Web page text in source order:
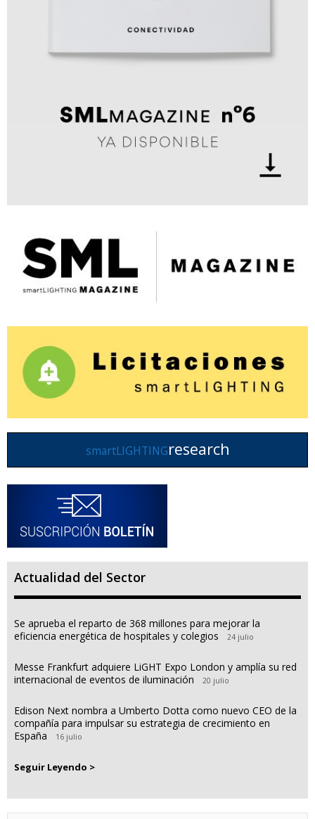
smartLIGHTINGresearch
Actualidad del Sector
Se aprueba el reparto de 368 millones para mejorar la
eficiencia energética de hospitales y colegios
24 julio
Messe Frankfurt adquiere LiGHT Expo London y amplía su red
internacional de eventos de iluminación
20 julio
Edison Next nombra a Umberto Dotta como nuevo CEO de la
compañía para impulsar su estrategia de crecimiento en
España
16 julio
Seguir Leyendo >